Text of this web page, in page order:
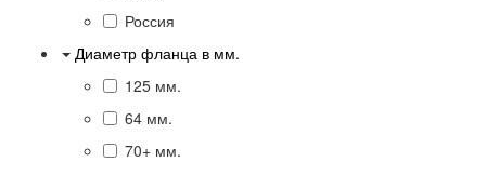
Россия
Диаметр фланца в мм.
125 мм.
64 мм.
70+ мм.